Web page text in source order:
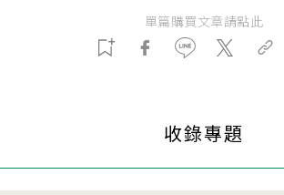
單篇購買文章請點此
收錄專題